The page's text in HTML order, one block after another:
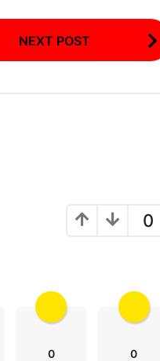
NEXT POST
0
0 0